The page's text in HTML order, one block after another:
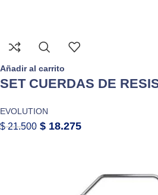
Añadir al carrito
SET CUERDAS DE
EVOLUTION
$21.500 $ 18.275